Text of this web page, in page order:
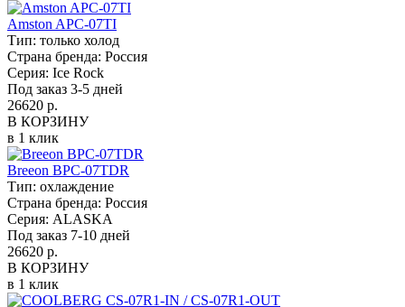
Amston APC-07TI
Тип: только холод
Страна бренда: Россия
Серия: Ice Rock
Под заказ 3-5 дней
26620 р.
В КОРЗИНУ
в 1 клик
Breeon BPC-07TDR
Тип: охлаждение
Страна бренда: Россия
Серия: ALASKA
Под заказ 7-10 дней
26620 р.
В КОРЗИНУ
в 1 клик